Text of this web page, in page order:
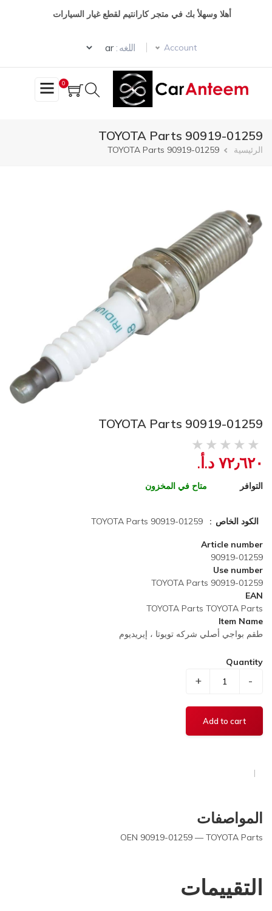
أهلا وسهلأ بك في متجر كارانتيم لقطع غيار السيارات
Account اللغه :
Select your language
0
TOYOTA Parts 90919-01259
مسار
الرئيسية TOYOTA Parts 90919-01259
TOYOTA Parts 90919-01259
٧٢٫٦٢٠ د.أ.‏
التوافر متاح في المخزون
الكود الخاص TOYOTA Parts 90919-01259
Article number
90919-01259
Use number
TOYOTA Parts 90919-01259
EAN
TOYOTA Parts TOYOTA Parts
Item Name
طقم بواجي أصلي شركه تويوتا ، إيريديوم
Quantity
-
+
المواصفات
OEN 90919-01259 — TOYOTA Parts
التقييمات